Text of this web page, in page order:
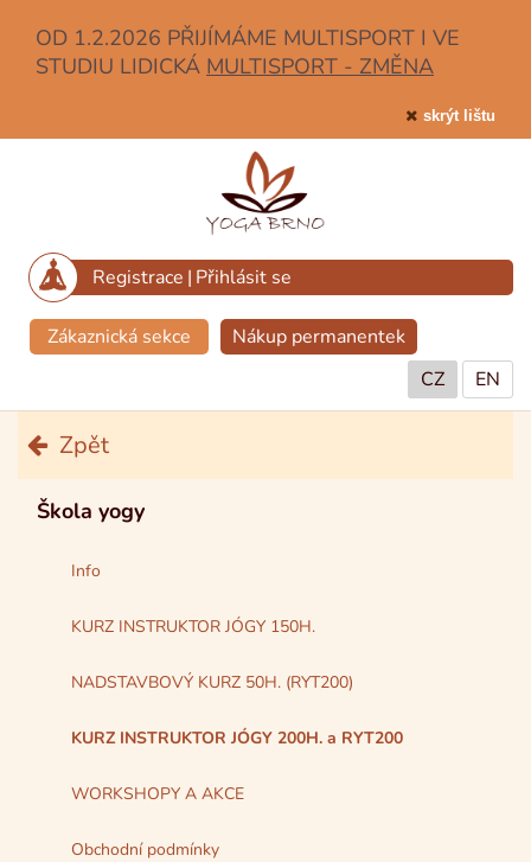
OD 1.2.2026 PŘIJÍMÁME MULTISPORT I VE
STUDIU LIDICKÁ MULTISPORT - ZMĚNA
skrýt lištu
Registrace | Přihlásit se
Zákaznická sekce
Nákup permanentek
CZ
EN
Zpět
Škola yogy
Info
KURZ INSTRUKTOR JÓGY 150H.
NADSTAVBOVÝ KURZ 50H. (RYT200)
KURZ INSTRUKTOR JÓGY 200H. a RYT200
WORKSHOPY A AKCE
Obchodní podmínky